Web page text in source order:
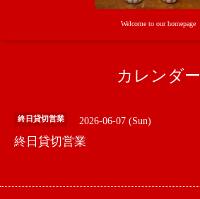
Welcome to our homepage
カレンダー
終日貸切営業 2026-06-07 (Sun)
終日貸切営業